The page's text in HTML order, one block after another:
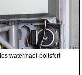
watermael-boitsfort